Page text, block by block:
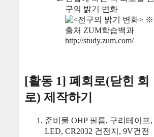
구의 밝기 변화
※
출처 ZUM학습백과
http://study.zum.com/
[활동 1] 폐회로(닫힌 회
로) 제작하기
준비물 OHP 필름, 구리테이프,
LED, CR2032 건전지, 9V건전